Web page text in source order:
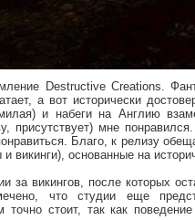
Destructive Creations.
а вот исторически
и набеги на Англию
присутствует) мне
Благо, к релизу
викинги), основанные на
за викингов, после которых
что студии еще
точно стоит, так как